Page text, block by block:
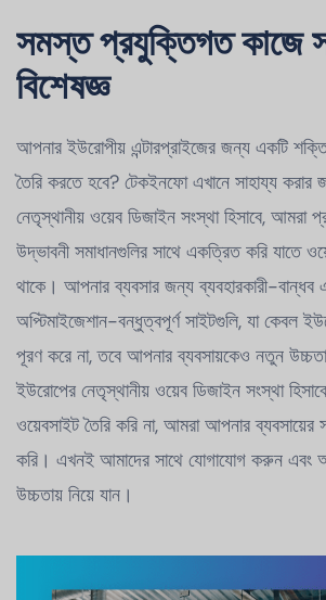
সমস্ত প্রযুক্তিগত কাজে
বিশেষজ্ঞ
আপনার ইউরোপীয় এন্টারপ্রাইজের জন্য একটি
তৈরি করতে হবে? টেকইনফো এখানে সাহায্য
নেতৃস্থানীয় ওয়েব ডিজাইন সংস্থা হিসাবে, আমরা
উদ্ভাবনী সমাধানগুলির সাথে একত্রিত করি যাতে
থাকে। আপনার ব্যবসার জন্য ব্যবহারকারী-বান্ধব
অপ্টিমাইজেশান-বন্ধুত্বপূর্ণ সাইটগুলি, যা কেবল
পূরণ করে না, তবে আপনার ব্যবসায়কেও নতুন
ইউরোপের নেতৃস্থানীয় ওয়েব ডিজাইন সংস্থা
ওয়েবসাইট তৈরি করি না, আমরা আপনার ব্যবসায়ের
করি। এখনই আমাদের সাথে যোগাযোগ করুন এবং
উচ্চতায় নিয়ে যান।